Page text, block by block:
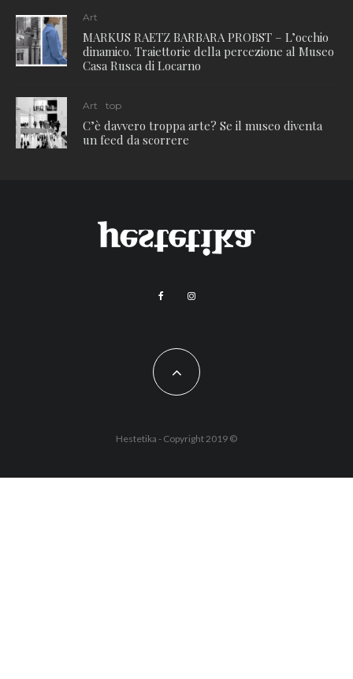
Art
MARKUS RAETZ BARBARA PROBST – L’occhio
dinamico. Traiettorie della percezione al Museo
Casa Rusca di Locarno
Art top
C’è davvero troppa arte? Se il museo diventa
un feed da scorrere
Hestetika - Copyright 2019 ©